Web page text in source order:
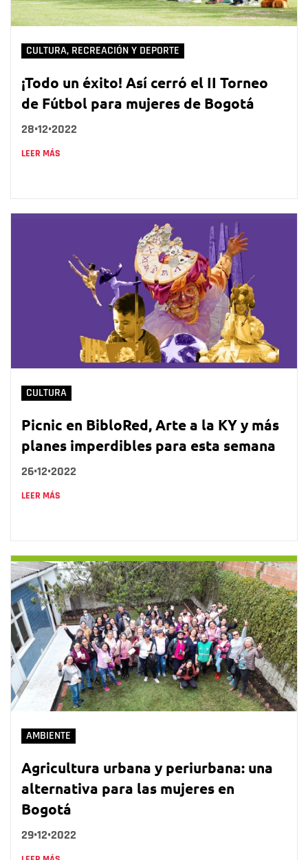
CULTURA, RECREACIÓN Y DEPORTE
¡Todo un éxito! Así cerró el II Torneo
de Fútbol para mujeres de Bogotá
28•12•2022
LEER MÁS
CULTURA
Picnic en BibloRed, Arte a la KY y más
planes imperdibles para esta semana
26•12•2022
LEER MÁS
AMBIENTE
Agricultura urbana y periurbana: una
alternativa para las mujeres en
Bogotá
29•12•2022